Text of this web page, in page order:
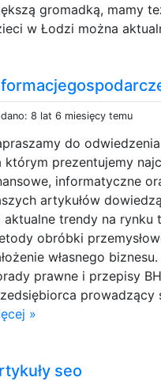
gromadką, mamy
w Łodzi można
8 lat 6 miesięcy temu
do
którym prezentujemy
informatyczne
artykułów
aktualne trendy na rynku
obróbki
własnego
prawne i przepisy
prowadzący
»
seo